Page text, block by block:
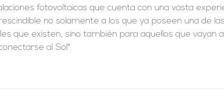
fotovoltaicas que cuenta con una vasta
no solamente a los que ya poseen una de
que existen, sino también para aquellos que vayan
al Sol".